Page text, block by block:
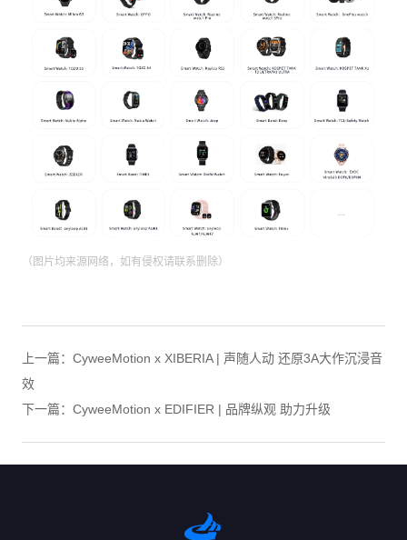
（图片均来源网络，如有侵权请联系删除）
上一篇：CyweeMotion x XIBERIA | 声随人动 还原3A大作沉浸音
效
下一篇：CyweeMotion x EDIFIER | 品牌纵观 助力升级